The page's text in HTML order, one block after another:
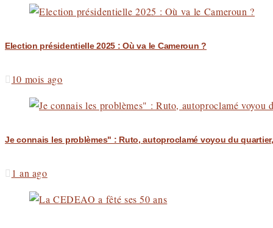
Election présidentielle 2025 : Où va le Cameroun ?
10 mois ago
Je connais les problèmes" : Ruto, autoproclamé voyou du
1 an ago